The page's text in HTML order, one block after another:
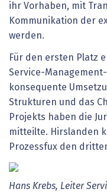
ihr Vorhaben, mit
Kommunikation der
werden.
Für den ersten Platz
Service-
konsequente
Strukturen und das
Projekts haben die
mitteilte. Hirslanden
Prozessfux den
Hans Krebs, Leiter